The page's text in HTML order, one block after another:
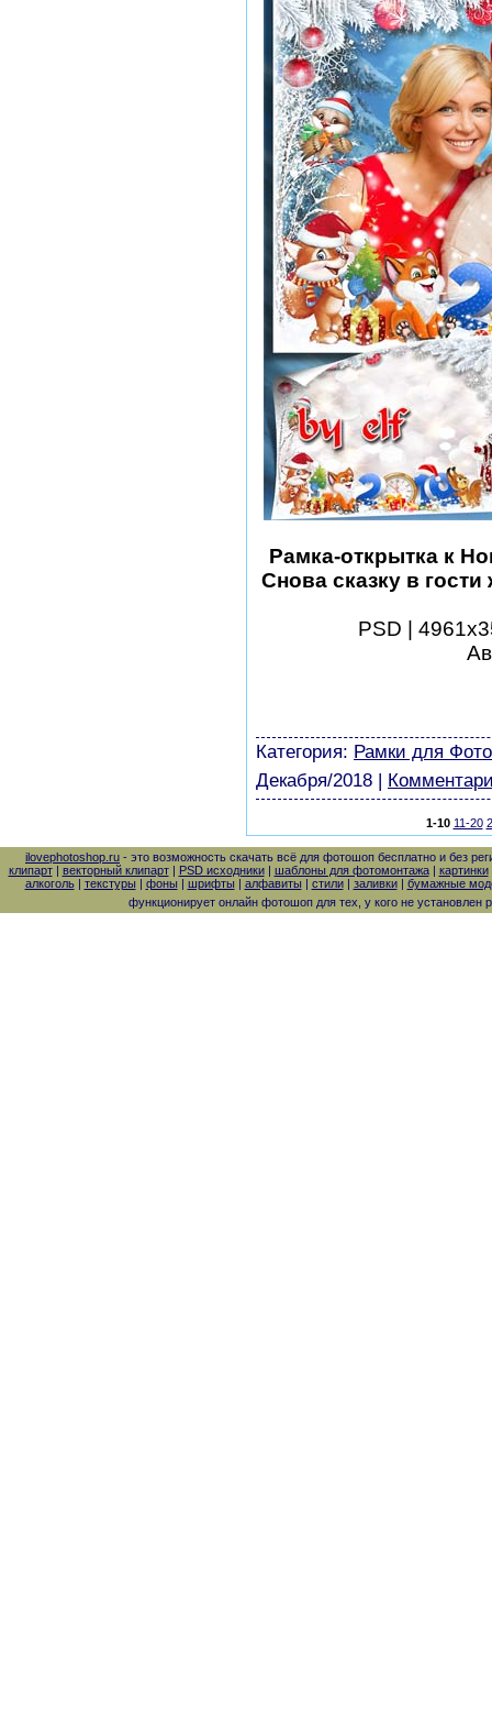
Рамка-открытка к
Снова сказку в
PSD |
Категория: Рамки для
Декабря/2018
1-10 11-20
ilovephotoshop.ru - это возможность скачать всё для фотошоп бесплатно и без
клипарт| векторный клипарт| PSD исходники| шаблоны для фотомонтажа| картинки
алкоголь| текстуры| фоны| шрифты| алфавиты| стили| заливки| бумажные
функционирует онлайн фотошоп для тех, у кого не установлен